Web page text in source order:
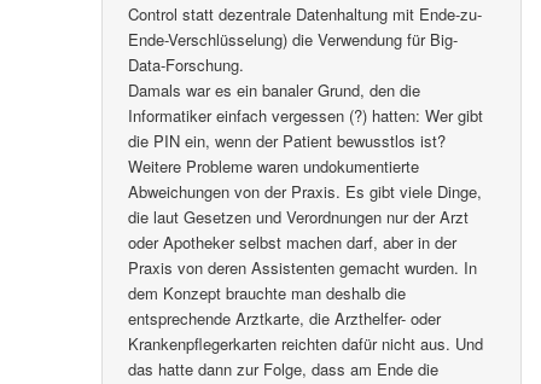
Control statt dezentrale Datenhaltung mit Ende-zu-
Ende-Verschlüsselung) die Verwendung für Big-
Data-Forschung.
Damals war es ein banaler Grund, den die
Informatiker einfach vergessen (?) hatten: Wer gibt
die PIN ein, wenn der Patient bewusstlos ist?
Weitere Probleme waren undokumentierte
Abweichungen von der Praxis. Es gibt viele Dinge,
die laut Gesetzen und Verordnungen nur der Arzt
oder Apotheker selbst machen darf, aber in der
Praxis von deren Assistenten gemacht wurden. In
dem Konzept brauchte man deshalb die
entsprechende Arztkarte, die Arzthelfer- oder
Krankenpflegerkarten reichten dafür nicht aus. Und
das hatte dann zur Folge, dass am Ende die